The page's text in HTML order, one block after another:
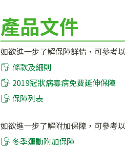
產品文件
如欲進一步了解保障詳情，可參考
條款及細則
2019冠狀病毒病免費延伸保障
保障列表
如欲進一步了解附加保障，可參考
冬季運動附加保障